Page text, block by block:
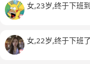
女,23岁,终于下班到
女,22岁,终于下班了